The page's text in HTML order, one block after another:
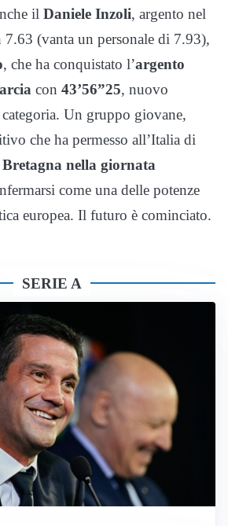
il Daniele Inzoli, argento nel
7.63 (vanta un personale di 7.93),
, che ha conquistato l’argento
con 43’56”25, nuovo
Un gruppo giovane,
che ha permesso all’Italia di
nella giornata
come una delle potenze
europea. Il futuro è cominciato.
SERIE A